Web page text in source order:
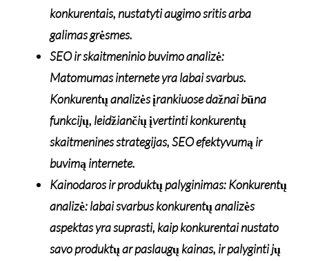
konkurentais, nustatyti augimo sritis arba
galimas grėsmes.
SEO ir skaitmeninio buvimo analizė:
Matomumas internete yra labai svarbus.
Konkurentų analizės įrankiuose dažnai būna
funkcijų, leidžiančių įvertinti konkurentų
skaitmenines strategijas, SEO efektyvumą ir
buvimą internete.
Kainodaros ir produktų palyginimas: Konkurentų
analizė: labai svarbus konkurentų analizės
aspektas yra suprasti, kaip konkurentai nustato
savo produktų ar paslaugų kainas, ir palyginti jų